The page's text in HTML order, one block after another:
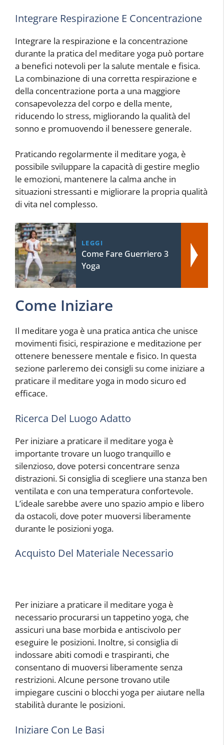
Integrare Respirazione E Concentrazione
Integrare la respirazione e la concentrazione
durante la pratica del meditare yoga può portare
a benefici notevoli per la salute mentale e fisica.
La combinazione di una corretta respirazione e
della concentrazione porta a una maggiore
consapevolezza del corpo e della mente,
riducendo lo stress, migliorando la qualità del
sonno e promuovendo il benessere generale.
Praticando regolarmente il meditare yoga, è
possibile sviluppare la capacità di gestire meglio
le emozioni, mantenere la calma anche in
situazioni stressanti e migliorare la propria qualità
di vita nel complesso.
LEGGI
Come Fare Guerriero 3
Yoga
Come Iniziare
Il meditare yoga è una pratica antica che unisce
movimenti fisici, respirazione e meditazione per
ottenere benessere mentale e fisico. In questa
sezione parleremo dei consigli su come iniziare a
praticare il meditare yoga in modo sicuro ed
efficace.
Ricerca Del Luogo Adatto
Per iniziare a praticare il meditare yoga è
importante trovare un luogo tranquillo e
silenzioso, dove potersi concentrare senza
distrazioni. Si consiglia di scegliere una stanza ben
ventilata e con una temperatura confortevole.
L’ideale sarebbe avere uno spazio ampio e libero
da ostacoli, dove poter muoversi liberamente
durante le posizioni yoga.
Acquisto Del Materiale Necessario
Per iniziare a praticare il meditare yoga è
necessario procurarsi un tappetino yoga, che
assicuri una base morbida e antiscivolo per
eseguire le posizioni. Inoltre, si consiglia di
indossare abiti comodi e traspiranti, che
consentano di muoversi liberamente senza
restrizioni. Alcune persone trovano utile
impiegare cuscini o blocchi yoga per aiutare nella
stabilità durante le posizioni.
Iniziare Con Le Basi